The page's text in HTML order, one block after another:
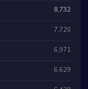
8,732
7,720
6,971
6,629